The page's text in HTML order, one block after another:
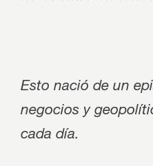
Esto nació de un
negocios y
cada día.